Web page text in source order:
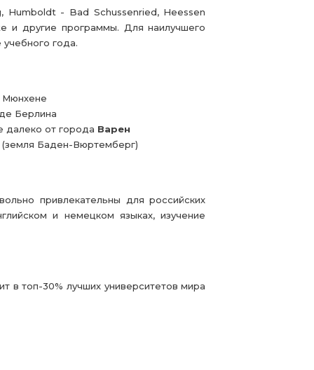
Humboldt - Bad Schussenried, Heessen
и другие программы. Для наилучшего
года.
Мюнхене
Берлина
далеко от города Варен
Баден-Вюртемберг)
привлекательны для российских
и немецком языках, изучение
в топ-30% лучших университетов мира